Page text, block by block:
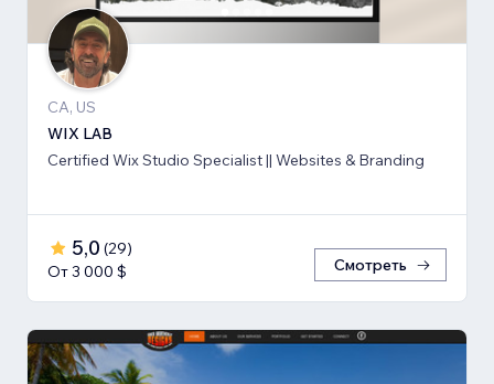
CA, US
WIX LAB
Certified Wix Studio Specialist || Websites & Branding
5,0 (29)
От 3 000 $
Смотреть